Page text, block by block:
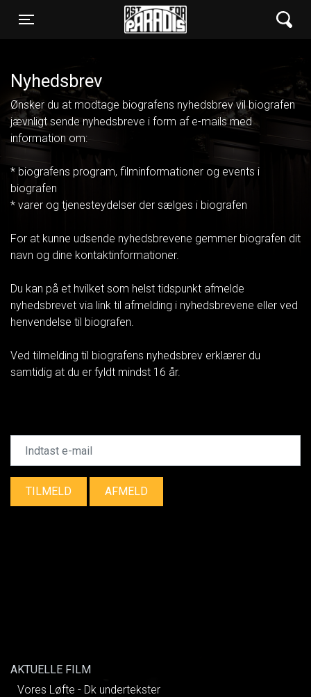
Toggle navigation
Øst for Paradis
Nyhedsbrev
Ønsker du at modtage biografens nyhedsbrev vil biografen
jævnligt sende nyhedsbreve i form af e-mails med
information om:
* biografens program, filminformationer og events i
biografen
* varer og tjenesteydelser der sælges i biografen
For at kunne udsende nyhedsbrevene gemmer biografen dit
navn og dine kontaktinformationer.
Du kan på et hvilket som helst tidspunkt afmelde
nyhedsbrevet via link til afmelding i nyhedsbrevene eller ved
henvendelse til biografen.
Ved tilmelding til biografens nyhedsbrev erklærer du
samtidig at du er fyldt mindst 16 år.
TILMELD AFMELD
AKTUELLE FILM
Vores Løfte - Dk undertekster